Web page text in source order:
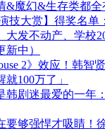
&魔幻&生存类都全
演技大赏】得奖名
大发不动产、学校
新中）
2》效应！韩智
100万了」
韩剧迷最爱的一年
要够强悍才吸睛！